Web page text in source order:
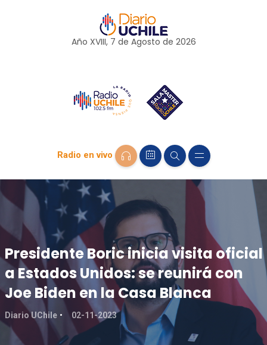
Año XVIII, 7 de Agosto de 2026
Radio en vivo
Presidente Boric inicia visita oficial
a Estados Unidos: se reunirá con
Joe Biden en la Casa Blanca
Diario UChile 02-11-2023